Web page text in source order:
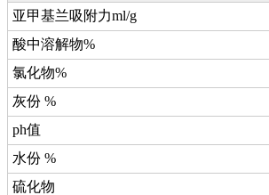
亚甲基兰吸附力ml/g
酸中溶解物%
氯化物%
灰份 %
ph值
水份 %
硫化物